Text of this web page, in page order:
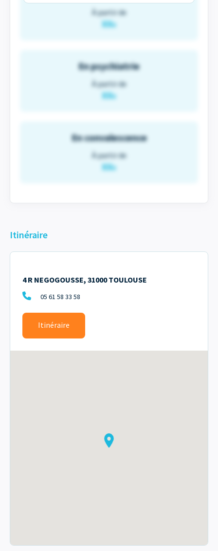
À partir de
XX€
En psychiatrie
À partir de
XX€
En convalescence
À partir de
XX€
Itinéraire
4 R NEGOGOUSSE, 31000 TOULOUSE
05 61 58 33 58
Itinéraire